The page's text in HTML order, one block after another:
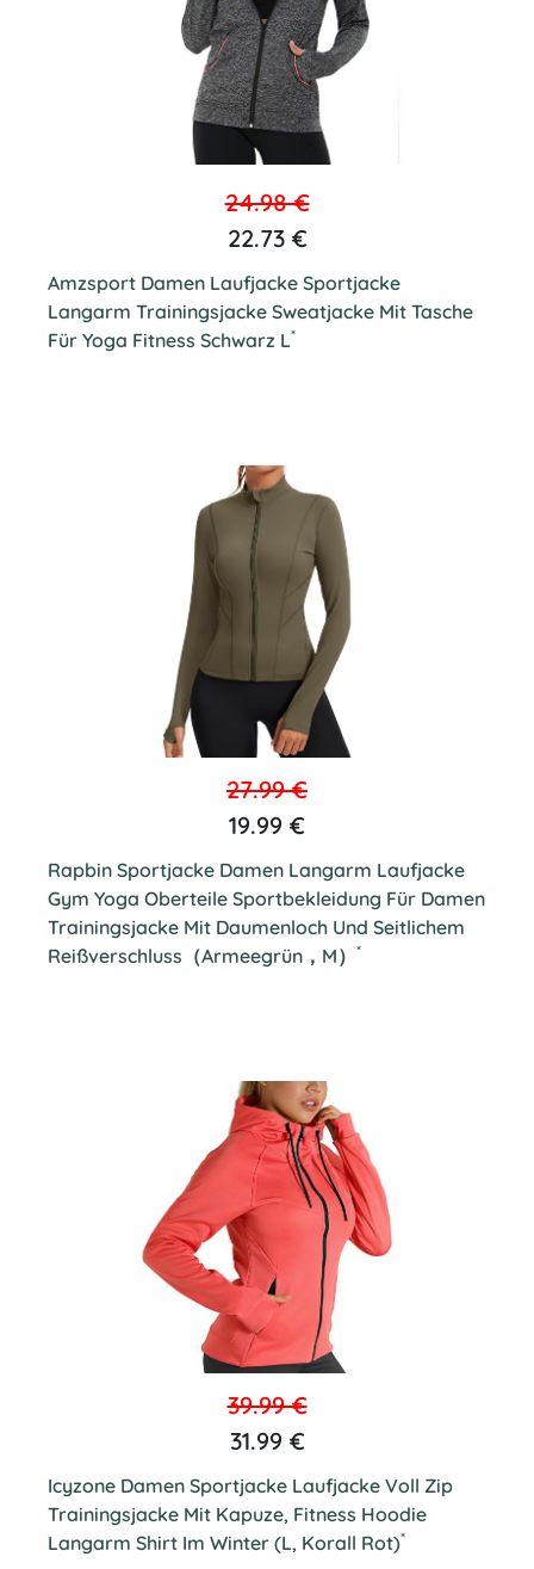
24.98 €
22.73 €
Amzsport Damen Laufjacke Sportjacke
Langarm Trainingsjacke Sweatjacke Mit Tasche
Für Yoga Fitness Schwarz L*
27.99 €
19.99 €
Rapbin Sportjacke Damen Langarm Laufjacke
Gym Yoga Oberteile Sportbekleidung Für Damen
Trainingsjacke Mit Daumenloch Und Seitlichem
Reißverschluss（Armeegrün，M） *
39.99 €
31.99 €
Icyzone Damen Sportjacke Laufjacke Voll Zip
Trainingsjacke Mit Kapuze, Fitness Hoodie
Langarm Shirt Im Winter (L, Korall Rot)*